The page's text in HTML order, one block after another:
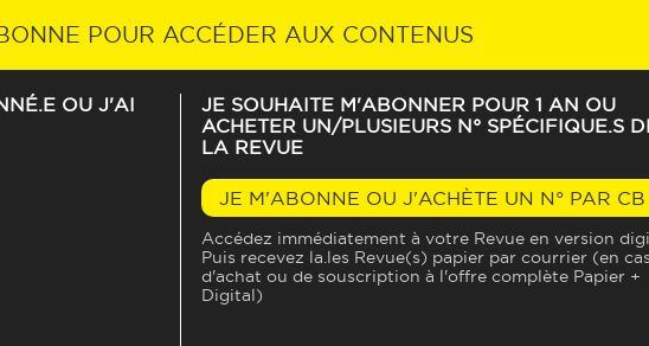
IL N’Y A QUE ÇA DE VRAI !
CHRISTINEMONFORT
POUR ACCÉDER AUX CONTENUS
OU J'AI
JE SOUHAITE M'ABONNER POUR 1 AN OU
ACHETER UN/PLUSIEURS N° SPÉCIFIQUE.S
LA REVUE
JE M'ABONNE OU J'ACHÈTE UN N° PAR CB
Accédez immédiatement à votre Revue en version
Puis recevez la.les Revue(s) papier par courrier (en cas
d'achat ou de souscription à l'offre complète Papier +
Digital)